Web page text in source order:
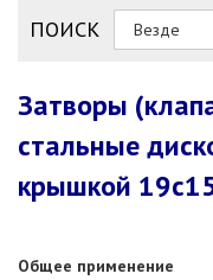
ПОИСК
Затворы
стальные
крышкой
Общее применение